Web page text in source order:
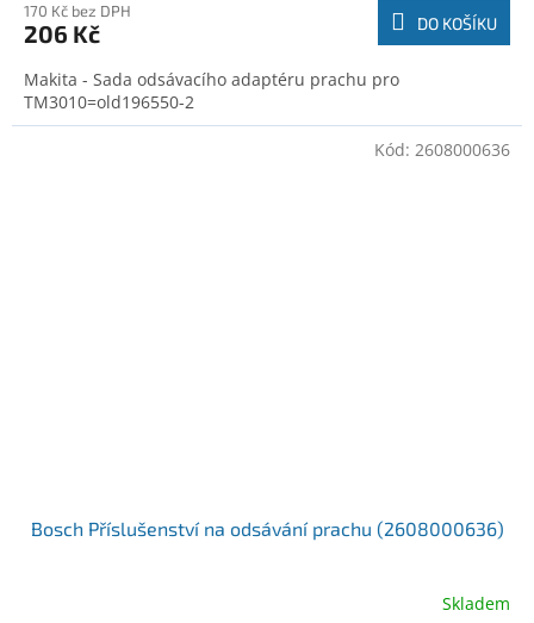
170 Kč bez DPH
206 Kč DO KOŠÍKU
Makita - Sada odsávacího adaptéru prachu pro
TM3010=old196550-2
Bosch Příslušenství na odsávání prachu (2608000636)
Skladem
Kód: 2608000636